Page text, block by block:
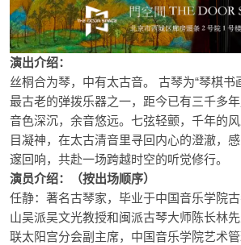
演出介绍：
丝桐合为琴，中有太古音。
古琴为“琴棋书
最古老的弹拨乐器之一，距今已有三千多年
音色深沉，余音悠远。 七弦轻颤，千年的
目凝神，在太古清音里寻回内心的澄澈，
邃回响， 共赴一场跨越时空的听觉修行。
演员介绍：（按出场顺序）
任静： 著名古琴家，毕业于中国音乐学院
山吴派吴文光教授和闽派古琴大师陈长林
联太阳宫分会副主席，中国音乐学院艺术